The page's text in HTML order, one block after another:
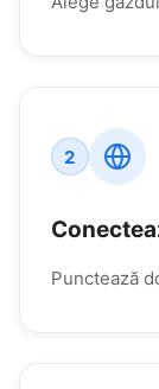
2
Punctează